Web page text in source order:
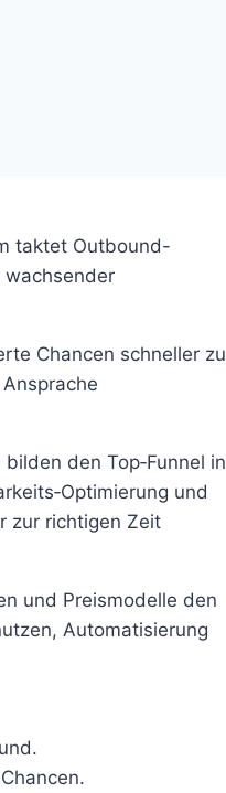
taktet Outbound-
Chancen schneller zu
den Top‑Funnel in
und
zur richtigen Zeit
und Preismodelle den
Automatisierung